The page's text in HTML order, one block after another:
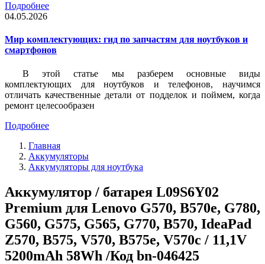
Подробнее
04.05.2026
Мир комплектующих: гид по запчастям для ноутбуков и
смартфонов
В этой статье мы разберем основные виды
комплектующих для ноутбуков и телефонов, научимся
отличать качественные детали от подделок и поймем, когда
ремонт целесообразен
Подробнее
Главная
Аккумуляторы
Аккумуляторы для ноутбука
Аккумулятор / батарея L09S6Y02
Premium для Lenovo G570, B570e, G780,
G560, G575, G565, G770, B570, IdeaPad
Z570, B575, V570, B575e, V570c / 11,1V
5200mAh 58Wh /Код bn-046425